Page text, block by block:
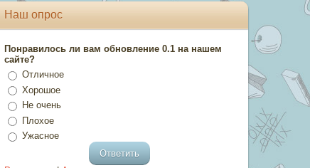
Наш опрос
Понравилось ли вам обновление 0.1 на нашем
сайте?
Отличное
Хорошое
Не очень
Плохое
Ужасное